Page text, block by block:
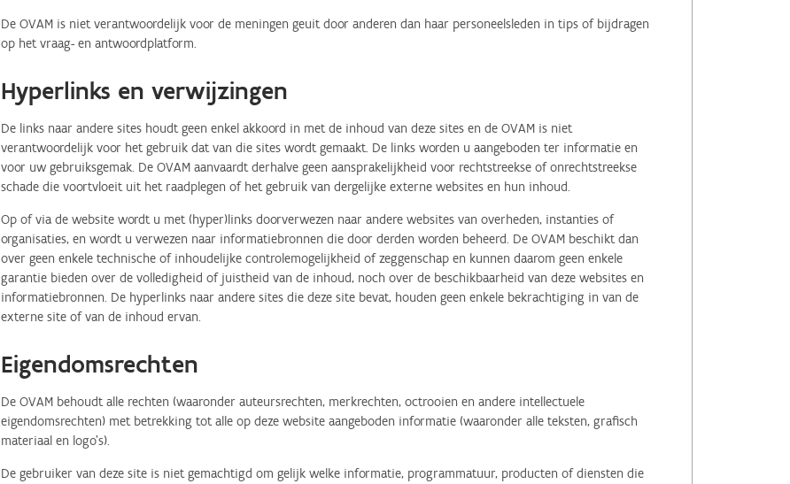
De OVAM is niet verantwoordelijk voor de meningen geuit door anderen dan haar personeelsleden in tips of bijdragen
op het vraag- en antwoordplatform.
Hyperlinks en verwijzingen
De links naar andere sites houdt geen enkel akkoord in met de inhoud van deze sites en de OVAM is niet
verantwoordelijk voor het gebruik dat van die sites wordt gemaakt. De links worden u aangeboden ter informatie en
voor uw gebruiksgemak. De OVAM aanvaardt derhalve geen aansprakelijkheid voor rechtstreekse of onrechtstreekse
schade die voortvloeit uit het raadplegen of het gebruik van dergelijke externe websites en hun inhoud.
Op of via de website wordt u met (hyper)links doorverwezen naar andere websites van overheden, instanties of
organisaties, en wordt u verwezen naar informatiebronnen die door derden worden beheerd. De OVAM beschikt dan
over geen enkele technische of inhoudelijke controlemogelijkheid of zeggenschap en kunnen daarom geen enkele
garantie bieden over de volledigheid of juistheid van de inhoud, noch over de beschikbaarheid van deze websites en
informatiebronnen. De hyperlinks naar andere sites die deze site bevat, houden geen enkele bekrachtiging in van de
externe site of van de inhoud ervan.
Eigendomsrechten
De OVAM behoudt alle rechten (waaronder auteursrechten, merkrechten, octrooien en andere intellectuele
eigendomsrechten) met betrekking tot alle op deze website aangeboden informatie (waaronder alle teksten, grafisch
materiaal en logo's).
De gebruiker van deze site is niet gemachtigd om gelijk welke informatie, programmatuur, producten of diensten die